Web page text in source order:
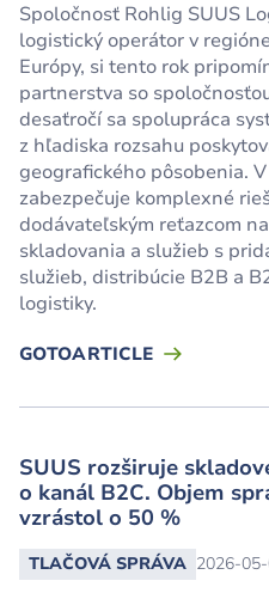
Spoločnosť Rohlig SUUS
logistický operátor v
Európy, si tento rok
partnerstva so
desaťročí sa spolupráca
z hľadiska rozsahu
geografického pôsobenia.
zabezpečuje komplexné
dodávateľským reťazcom
skladovania a služieb s
služieb, distribúcie B2B a
logistiky.
GOTOARTICLE
SUUS rozširuje
o kanál B2C. Objem
vzrástol o 50 %
TLAČOVÁ SPRÁVA 2026-